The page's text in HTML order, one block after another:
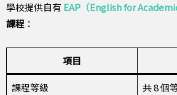
學校提供自有 EAP（English for
課程 ：
項目
課程等級
共 8 個